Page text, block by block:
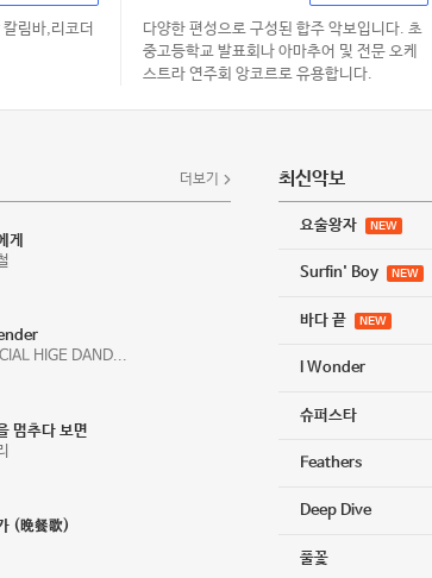
림바,리코더
다양한 편성으로 구성된 합주 악보입니다. 초
중고등학교 발표회나 아마추어 및 전문 오케
스트라 연주회 앙코르로 유용합니다.
더보기
게
HIGE DAND...
멈추다 보면
(晩餐歌)
최신악보
요술왕자 NEW
Surfin' Boy NEW
바다 끝 NEW
I Wonder
슈퍼스타
Feathers
Deep Dive
풀꽃